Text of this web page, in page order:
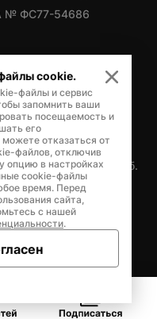
№ ФС77-54686
политики Ямало-
Кнунянца, д.1, каб.
cookie.
файлы и сервис
запомнить ваши
посещаемость и
его
отказаться от
файлов, отключив
опцию в настройках
cookie-файлы
время. Перед
сайта,
с нашей
.